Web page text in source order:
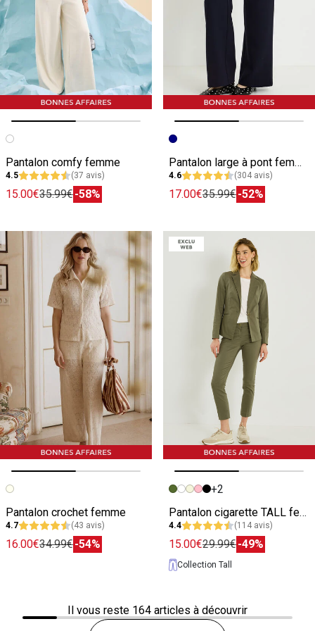
Image précédente
Image suivante
Pantalon comfy femme
4.5 (37 avis)
15.00€35.99€-58%
Image précédente
Image suivante
Pantalon large à pont femme
4.6 (304 avis)
17.00€35.99€-52%
Image précédente
Image suivante
Pantalon crochet femme
4.7 (43 avis)
16.00€34.99€-54%
Image précédente
Image suivante
+2
Pantalon cigarette TALL femme
4.4 (114 avis)
15.00€29.99€-49%
Collection Tall
Il vous reste 164 articles à découvrir